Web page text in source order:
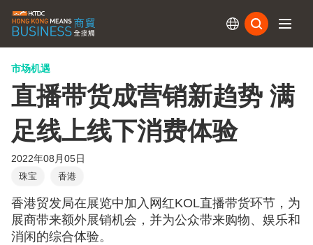
市场机遇
直播带货成营销新趋势 满
足线上线下消费体验
2022年08月05日
珠宝 香港
香港贸发局在展览中加入网红KOL直播带货环节，为
展商带来额外展销机会，并为公众带来购物、娱乐和
消闲的综合体验。